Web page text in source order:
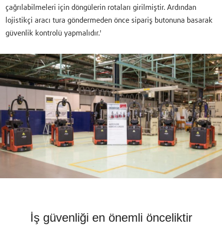
çağrılabilmeleri için döngülerin rotaları girilmiştir. Ardından
lojistikçi aracı tura göndermeden önce sipariş butonuna basarak
güvenlik kontrolü yapmalıdır.'
İş güvenliği en önemli önceliktir